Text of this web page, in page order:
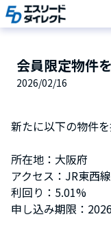
Skip
to
会員限定物件
2026/02/16
新たに以下の物件
所在地：大阪府
アクセス：JR東西
利回り：5.01%
申し込み期限：